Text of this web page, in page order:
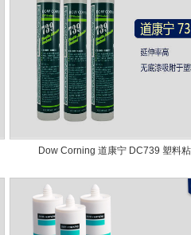
Dow Corning 道康宁 DC739 塑料粘